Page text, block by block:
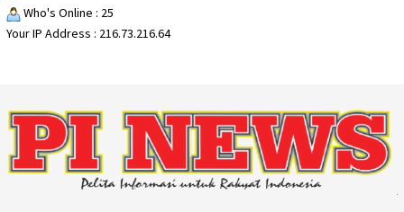
Who's Online : 25
Your IP Address : 216.73.216.64